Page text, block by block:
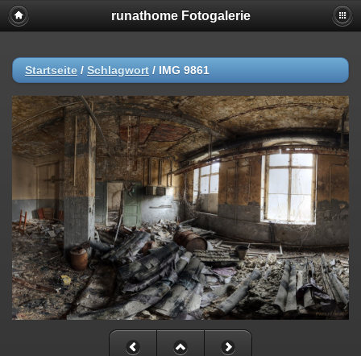
runathome Fotogalerie
Startseite / Schlagwort / IMG 9861